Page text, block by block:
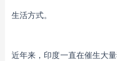
生活方式。
近年来，印度一直在催生大